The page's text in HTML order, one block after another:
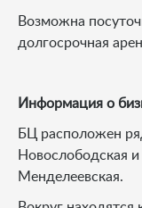
Возможна
долгосрочная
Информация о
БЦ расположен
Новослободская
Менделеевская.